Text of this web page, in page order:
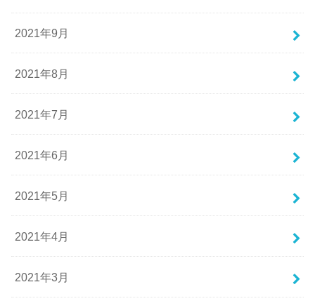
2021年9月
2021年8月
2021年7月
2021年6月
2021年5月
2021年4月
2021年3月